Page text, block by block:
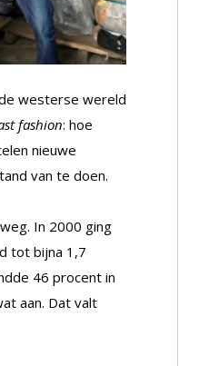
westerse wereld
fashion: hoe
nieuwe
van te doen.
In 2000 ging
tot bijna 1,7
46 procent in
aan. Dat valt